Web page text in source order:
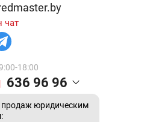
чат
18:00
636 96 96
продаж юридическим